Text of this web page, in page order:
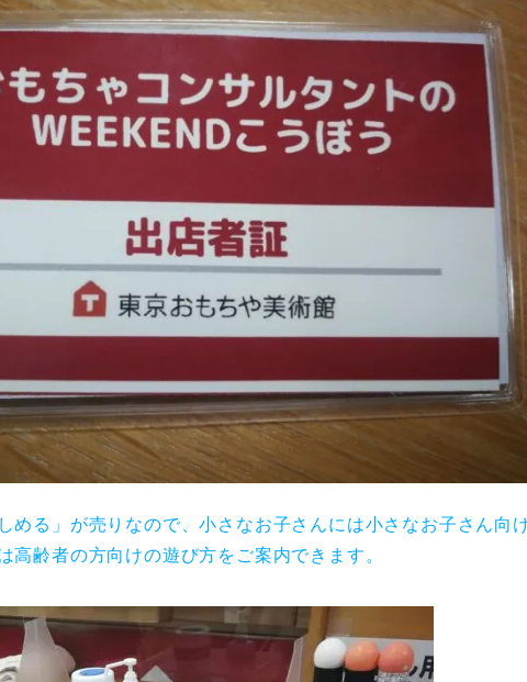
める」が売りなので、小さなお子さんには小さなお子さん向
高齢者の方向けの遊び方をご案内できます。